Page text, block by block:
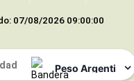
07/08/2026 09:00:00